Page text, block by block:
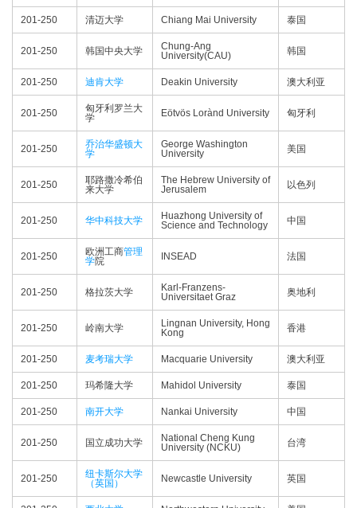
201-250 清迈大学 Chiang Mai University 泰国
201-250 韩国中央大学
Chung-Ang
University(CAU)
韩国
201-250 迪肯大学 Deakin University 澳大利亚
201-250
匈牙利罗兰大
学
Eötvös Lorànd University 匈牙利
201-250
乔治华盛顿大
学
George Washington
University
美国
201-250
耶路撒冷希伯
来大学
The Hebrew University of
Jerusalem
以色列
201-250 华中科技大学
Huazhong University of
Science and Technology
中国
201-250 欧洲工商管理
学院 INSEAD 法国
201-250 格拉茨大学
Karl-Franzens-
Universitaet Graz
奥地利
201-250 岭南大学
Lingnan University, Hong
Kong
香港
201-250 麦考瑞大学 Macquarie University 澳大利亚
201-250 玛希隆大学 Mahidol University 泰国
201-250 南开大学 Nankai University 中国
201-250 国立成功大学
National Cheng Kung
University (NCKU)
台湾
201-250
纽卡斯尔大学
（英国）
Newcastle University 英国